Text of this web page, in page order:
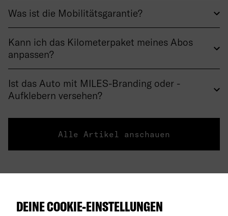
Was ist die Mobilitätsgarantie?
Kann ich das Kilometerpaket meines Abos
anpassen?
Ist das Auto mit MILES-Branding oder -
Aufklebern versehen?
Alle Artikel anschauen
Über uns
DEINE COOKIE-EINSTELLUNGEN